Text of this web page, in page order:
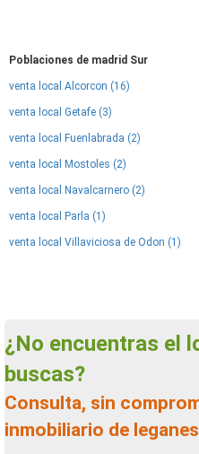
Poblaciones de madrid Sur
venta local Alcorcon (16)
venta local Getafe (3)
venta local Fuenlabrada (2)
venta local Mostoles (2)
venta local Navalcarnero (2)
venta local Parla (1)
venta local Villaviciosa de Odon (1)
¿No encuentras el local en venta que
buscas?
Consulta, sin compromiso, a un agente
inmobiliario de leganes